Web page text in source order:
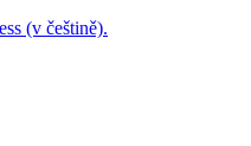
(v češtině).